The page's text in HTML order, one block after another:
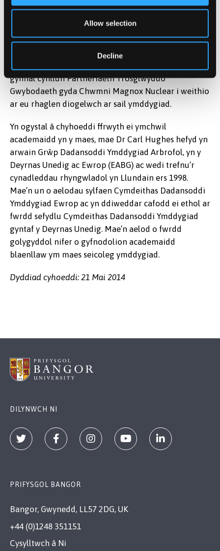
Allow selection
Decline
mae Canolfan Newid Ymddygiad Cymru wedi cyflogi
7 o bobl ac wedi datblygu projectau gydag
amrywiaeth o fusnesau bach a chanolig a sefydliadau
gynnal cynllun Partneriaeth Trosglwyddo
Gwybodaeth gyda Chwmni Magnox Nuclear i weithio
ar eu rhaglen diogelwch ar sail ymddygiad.
Yn ogystal â chyhoeddi ffrwyth ei ymchwil
academaidd yn y maes, mae Dr Carl Hughes hefyd yn
arwain Grŵp Dadansoddi Ymddygiad Arbrofol, yn y
Deyrnas Unedig ac Ewrop (EABG) ac wedi trefnu’r
cynadleddau rhyngwladol yn Llundain ers 1998.
Mae’n un o aelodau sylfaen Cymdeithas Dadansoddi
Ymddygiad Ewrop ac yn ddiweddar cafodd ei ethol ar
fwrdd sefydlu Cymdeithas Dadansoddi Ymddygiad
gyntaf y Deyrnas Unedig. Mae’n aelod o fwrdd
golygyddol nifer o gyfnodolion academaidd
blaenllaw ym maes seicoleg ymddygiad.
Dyddiad cyhoeddi: 21 Mai 2014
DILYNWCH NI
PRIFYSGOL BANGOR
Bangor, Gwynedd, LL57 2DG, UK
+44 (0)1248 351151
Cysylltwch â Ni